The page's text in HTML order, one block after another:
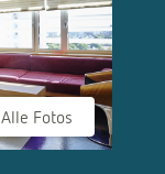
Alle Fotos